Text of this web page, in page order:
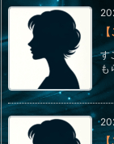
【
す
も